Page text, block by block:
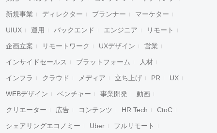
新規事業 ディレクター プランナー マーケター
UIUX 運用 バックエンド エンジニア リモート
企画立案 リモートワーク UXデザイン 営業
インサイドセールス プラットフォーム 人材
インフラ クラウド メディア 立ち上げ PR UX
WEBデザイン ベンチャー 事業開発 動画
クリエーター 広告 コンテンツ HR Tech CtoC
シェアリングエコノミー Uber フルリモート